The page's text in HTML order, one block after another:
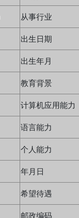
从事行业
出生日期
出生年月
教育背景
计算机应用能力
语言能力
个人能力
年月日
希望待遇
邮政编码